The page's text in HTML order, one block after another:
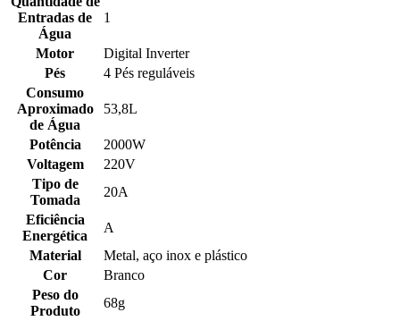
Entradas de
Água
1
Motor
Digital Inverter
Pés
4 Pés reguláveis
Consumo
Aproximado
de Água
53,8L
Potência
2000W
Voltagem
220V
Tipo de
Tomada
20A
Eficiência
Energética
A
Material
Metal, aço inox e plástico
Cor
Branco
Peso do
Produto
68g